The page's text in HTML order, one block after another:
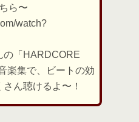
ら〜
watch?
の「HARDCORE
楽集で、ビートの効
ん聴けるよ〜！